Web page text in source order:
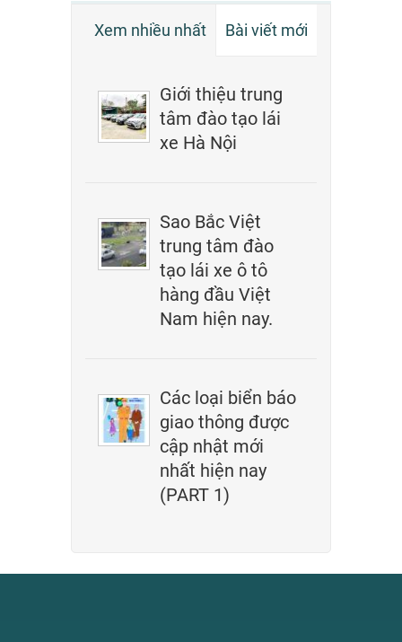
Xem nhiều nhất Bài viết mới
Giới thiệu trung
tâm đào tạo lái
xe Hà Nội
Sao Bắc Việt
trung tâm đào
tạo lái xe ô tô
hàng đầu Việt
Nam hiện nay.
Các loại biển báo
giao thông được
cập nhật mới
nhất hiện nay
(PART 1)